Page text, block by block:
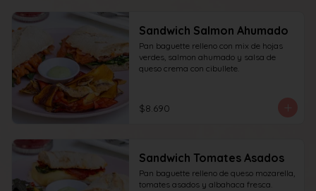
Sandwich Salmon Ahumado
Pan baguette relleno con mix de hojas
verdes, salmon ahumado y salsa de
queso crema con cibullete.
$8.690
Sandwich Tomates Asados
Pan baguette relleno de queso mozarella,
tomates asados y albahaca fresca.